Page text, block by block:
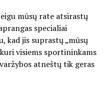
mūsų rate atsirastų
specialiai
kad jis suprastų „mūsų
visiems sportininkams
atneštų tik geras